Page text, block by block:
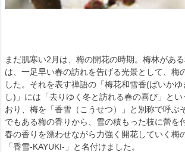
まだ肌寒い2月は、梅の開花の時期。梅林があ
は、一足早い春の訪れを告げる光景として、梅
した。それを表す禅語の「梅花和雪香(ばいか
し)」には「去りゆく冬と訪れる春の喜び」と
おり、梅を「香雪（こうせつ）」と別称で呼ぶ
でもある梅の香りから、雪の積もった枝に蕾を
春の香りを漂わせながら力強く開花していく梅
「香雪-KAYUKI-」と名付けました。